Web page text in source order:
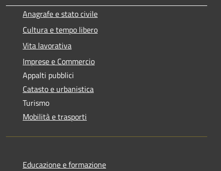
Anagrafe e stato civile
Cultura e tempo libero
Vita lavorativa
Imprese e Commercio
Appalti pubblici
Catasto e urbanistica
Turismo
Mobilità e trasporti
Educazione e formazione